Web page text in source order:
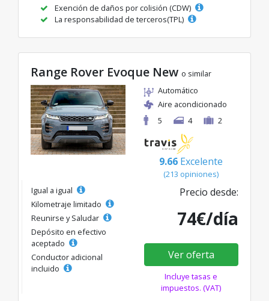
Exención de daños por colisión (CDW)
La responsabilidad de terceros(TPL)
Range Rover Evoque New o similar
Automático
Aire acondicionado
5
4 2
9.66 Excelente
(213 opiniones)
Igual a igual
Kilometraje limitado
Reunirse y Saludar
Depósito en efectivo
aceptado
Conductor adicional
incluido
Precio desde:
74€/día
Ver oferta
Incluye tasas e
impuestos. (VAT)